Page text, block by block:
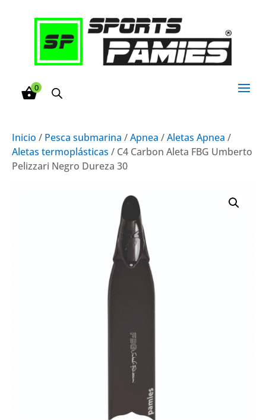
0
Inicio / Pesca submarina /Apnea /Aletas Apnea /
Aletas termoplásticas / C4 Carbon Aleta FBG Umberto
Pelizzari Negro Dureza 30